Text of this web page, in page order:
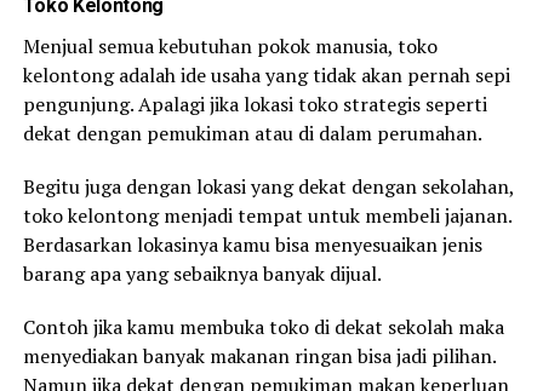
Toko Kelontong
Menjual semua kebutuhan pokok manusia, toko
kelontong adalah ide usaha yang tidak akan pernah sepi
pengunjung. Apalagi jika lokasi toko strategis seperti
dekat dengan pemukiman atau di dalam perumahan.
Begitu juga dengan lokasi yang dekat dengan sekolahan,
toko kelontong menjadi tempat untuk membeli jajanan.
Berdasarkan lokasinya kamu bisa menyesuaikan jenis
barang apa yang sebaiknya banyak dijual.
Contoh jika kamu membuka toko di dekat sekolah maka
menyediakan banyak makanan ringan bisa jadi pilihan.
Namun jika dekat dengan pemukiman makan keperluan